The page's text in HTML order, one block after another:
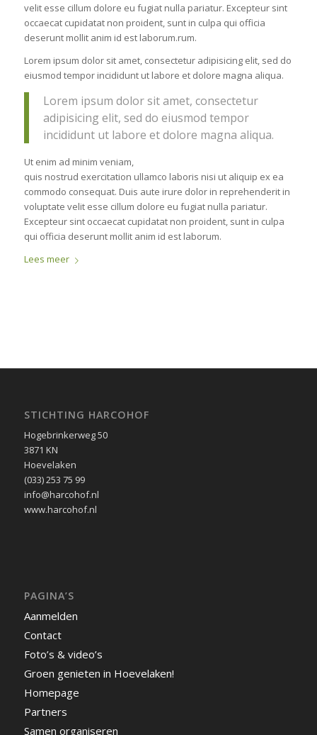
velit esse cillum dolore eu fugiat nulla pariatur. Excepteur sint
occaecat cupidatat non proident, sunt in culpa qui officia
deserunt mollit anim id est laborum.rum.
Lorem ipsum dolor sit amet, consectetur adipisicing elit, sed do
eiusmod tempor incididunt ut labore et dolore magna aliqua.
Lorem ipsum dolor sit amet, consectetur
adipisicing elit, sed do eiusmod tempor
incididunt ut labore et dolore magna aliqua.
Ut enim ad minim veniam,
quis nostrud exercitation ullamco laboris nisi ut aliquip ex ea
commodo consequat. Duis aute irure dolor in reprehenderit in
voluptate velit esse cillum dolore eu fugiat nulla pariatur.
Excepteur sint occaecat cupidatat non proident, sunt in culpa
qui officia deserunt mollit anim id est laborum.
Lees meer
STICHTING HARCOHOF
Hogebrinkerweg 50
3871 KN
Hoevelaken
(033) 253 75 99
info@harcohof.nl
www.harcohof.nl
PAGINA’S
Aanmelden
Contact
Foto’s & video’s
Groen genieten in Hoevelaken!
Homepage
Partners
Samen organiseren